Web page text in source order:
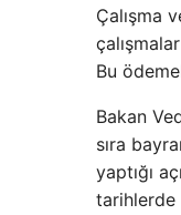
Çalışma
Bu
Bakan
sıra
yaptığı
tarihlerde